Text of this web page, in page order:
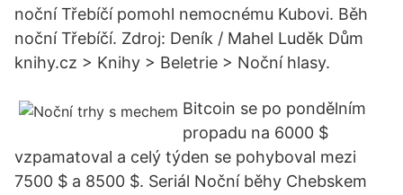
noční Třebíčí pomohl nemocnému Kubovi. Běh
noční Třebíčí. Zdroj: Deník / Mahel Luděk Dům
knihy.cz > Knihy > Beletrie > Noční hlasy.
Bitcoin se po pondělním
propadu na 6000 $
vzpamatoval a celý týden se pohyboval mezi
7500 $ a 8500 $. Seriál Noční běhy Chebskem